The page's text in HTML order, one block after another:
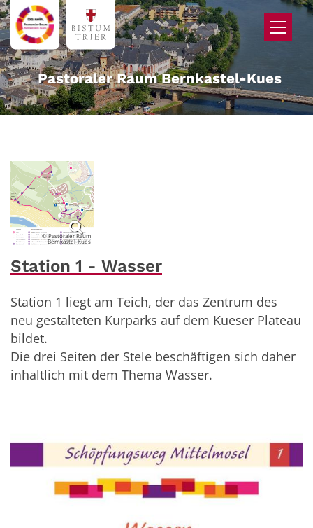
Zum Inhalt springen
Pastoraler Raum Bernkastel-Kues
© Pastoraler Raum
Bernkastel-Kues
Station 1 - Wasser
Station 1 liegt am Teich, der das Zentrum des
neu gestalteten Kurparks auf dem Kueser Plateau
bildet.
Die drei Seiten der Stele beschäftigen sich daher
inhaltlich mit dem Thema Wasser.